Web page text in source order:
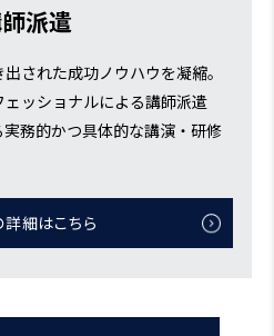
派遣
された成功ノウハウを凝縮。
ッショナルによる講師派遣
務的かつ具体的な講演・研修
細はこちら